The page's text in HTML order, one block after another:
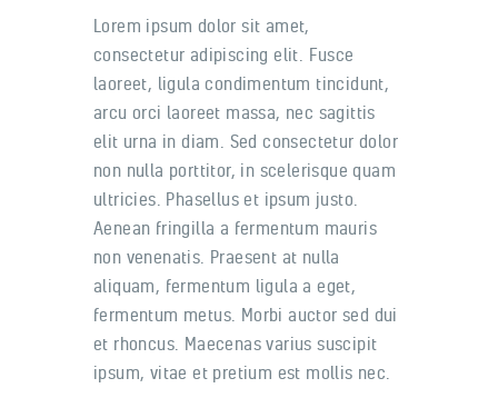
Lorem ipsum dolor sit amet,
consectetur adipiscing elit. Fusce
laoreet, ligula condimentum tincidunt,
arcu orci laoreet massa, nec sagittis
elit urna in diam. Sed consectetur dolor
non nulla porttitor, in scelerisque quam
ultricies. Phasellus et ipsum justo.
Aenean fringilla a fermentum mauris
non venenatis. Praesent at nulla
aliquam, fermentum ligula a eget,
fermentum metus. Morbi auctor sed dui
et rhoncus. Maecenas varius suscipit
ipsum, vitae et pretium est mollis nec.